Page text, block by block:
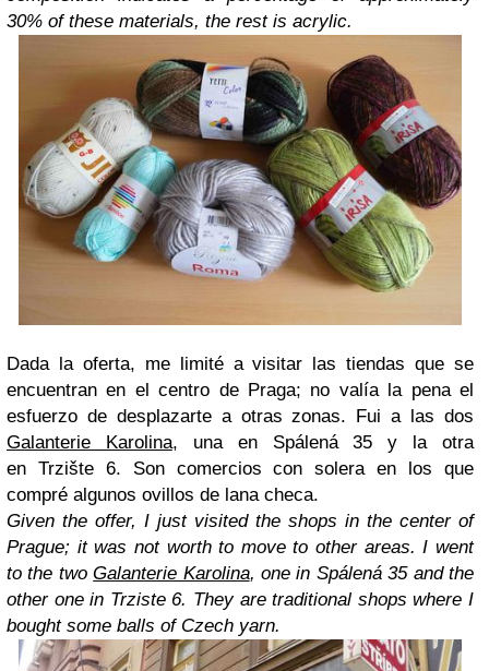
30% of these materials, the rest is acrylic.
Dada la oferta, me limité a visitar las tiendas que se
encuentran en el centro de Praga; no valía la pena el
esfuerzo de desplazarte a otras zonas. Fui a las dos
Galanterie Karolina, una en Spálená 35 y la otra
en Trzište 6. Son comercios con solera en los que
compré algunos ovillos de lana checa.
Given the offer, I just visited the shops in the center of
Prague; it was not worth to move to other areas. I went
to the twoGalanterie Karolina, one in Spálená 35 and the
other one in Trziste 6. They are traditional shops where I
bought some balls of Czech yarn.